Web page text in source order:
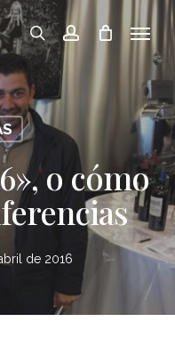
searchaccount
Menu
o cómo
de 2016